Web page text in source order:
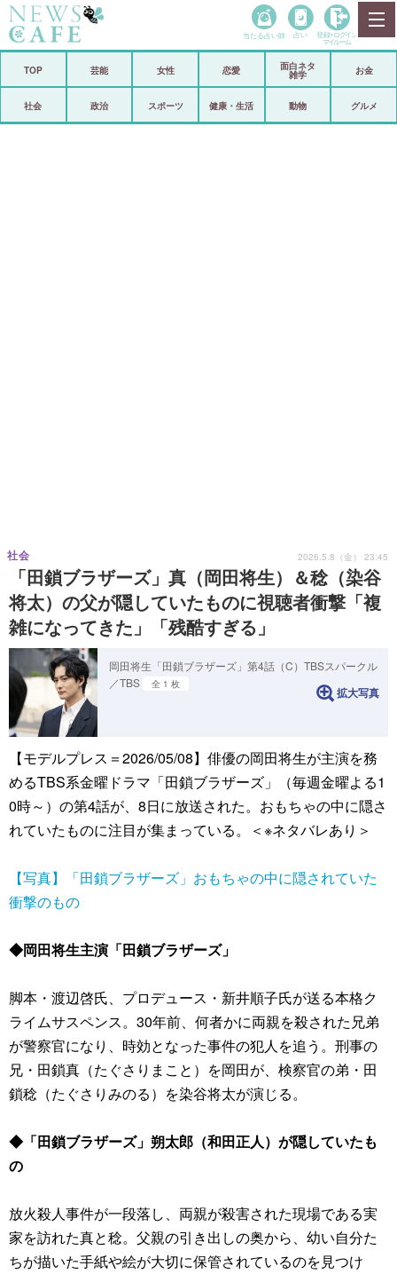
政治
当たる占い師 占い 登録• ログイン
マイルーム
TOP 芸能 女性 恋愛
面白ネタ
雑学
お金
社会 政治 スポーツ 健康・生活 動物 グルメ
「田鎖ブラザーズ」真（岡田将生）＆稔（染谷
将太）の父が隠していたものに視聴者衝撃「複
雑になってきた」「残酷すぎる」
社会 2026.5.8（金） 23:45
岡田将生「田鎖ブラザーズ」第4話（C）TBSスパークル
／TBS
全 1 枚
拡大写真
【モデルプレス＝2026/05/08】俳優の岡田将生が主演を務
めるTBS系金曜ドラマ「田鎖ブラザーズ」（毎週金曜よる1
0時～）の第4話が、8日に放送された。おもちゃの中に隠さ
れていたものに注目が集まっている。＜※ネタバレあり＞
【写真】「田鎖ブラザーズ」おもちゃの中に隠されていた
衝撃のもの
◆岡田将生主演「田鎖ブラザーズ」
脚本・渡辺啓氏、プロデュース・新井順子氏が送る本格ク
ライムサスペンス。30年前、何者かに両親を殺された兄弟
が警察官になり、時効となった事件の犯人を追う。刑事の
兄・田鎖真（たぐさりまこと）を岡田が、検察官の弟・田
鎖稔（たぐさりみのる）を染谷将太が演じる。
◆「田鎖ブラザーズ」朔太郎（和田正人）が隠していたも
の
放火殺人事件が一段落し、両親が殺害された現場である実
家を訪れた真と稔。父親の引き出しの奥から、幼い自分た
ちが描いた手紙や絵が大切に保管されているのを見つけ